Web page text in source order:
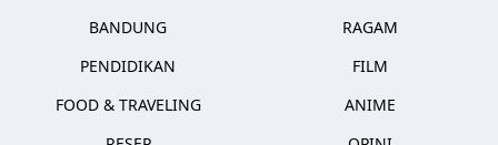
BANDUNG
PENDIDIKAN
FOOD & TRAVELING
RAGAM
FILM
ANIME